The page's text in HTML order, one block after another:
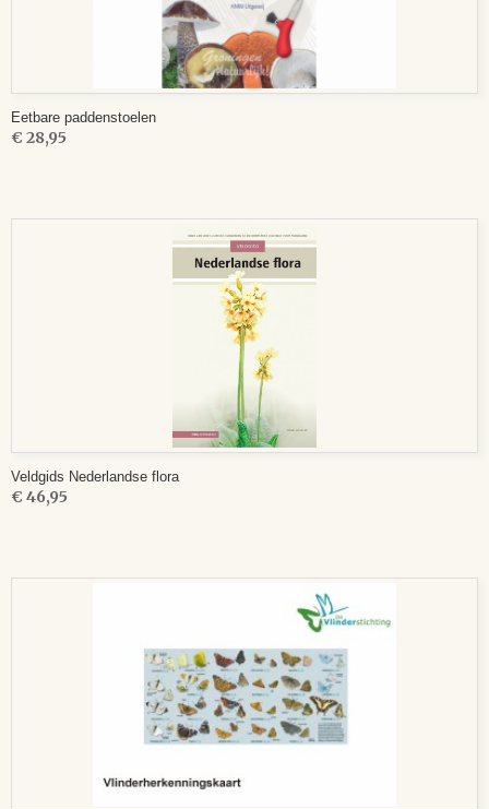
Eetbare paddenstoelen
€ 28,95
Veldgids Nederlandse flora
€ 46,95